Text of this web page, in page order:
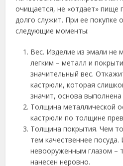
очищается, не «отдает» пище
долго служит. При ее покупке
следующие моменты:
Вес. Изделие из эмали
легким – металл и
значительный вес.
кастрюли, которая
значит, основа
Толщина металлической
кастрюли по толщине
Толщина покрытия. Чем
тем качественнее
невооруженным глазом –
нанесен неровно.